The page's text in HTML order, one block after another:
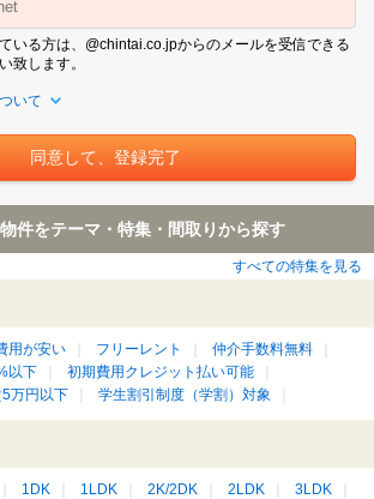
いる方は、@chintai.co.jpからのメールを受信できる
致します。
いて
件をテーマ・特集・間取りから探す
すべての特集を見る
用が安い フリーレント
仲介手数料無料
以下
初期費用クレジット払い可能
5万円以下 学生割引制度（学割）対象
1DK 1LDK 2K/2DK 2LDK 3LDK